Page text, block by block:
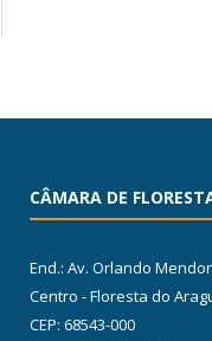
CÂMARA DE
End.: Av. Orlando
Centro - Floresta do
CEP: 68543-000